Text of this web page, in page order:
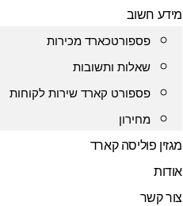
מידע חשוב
פספורטכארד מכירות
שאלות ותשובות
פספורט קארד שירות לקוחות
מחירון
מגזין פוליסה קארד
אודות
צור קשר